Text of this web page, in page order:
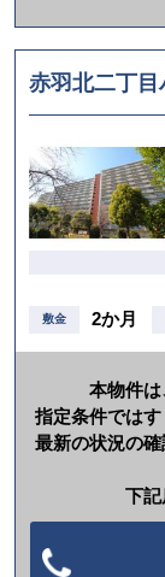
赤羽北二丁目
敷金 2か月
本物件は
指定条件ではす
最新の状況の
下記